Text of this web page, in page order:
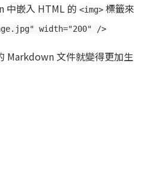
中嵌入 HTML 的 <img> 標籤來
width="200" />
Markdown 文件就變得更加生